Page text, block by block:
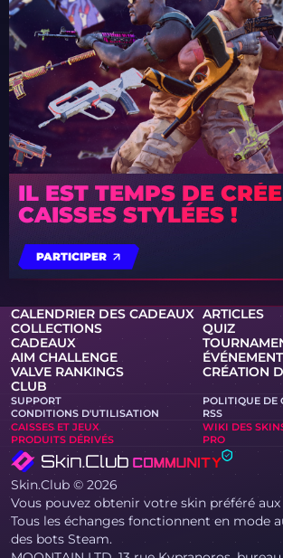
IL EST TEMPS DE
CAISSES STYLÉES !
PARTICIPER
CALENDRIER DES CADEAUX
ARTICLES
COLLECTIONS
QUIZ
CADEAUX
AIM CHALLENGE
VALVE RANKINGS
CRÉATION
CLUB
SUPPORT
POLITIQUE DE
CONDITIONS D'UTILISATION
RSS
CAISSES ET JEUX
WIKI DES
PRODUITS DÉRIVÉS
PRO
Skin.Club © 2026
Vous pouvez obtenir votre skin préféré
Tous les échanges fonctionnent en mode
des bots Steam.